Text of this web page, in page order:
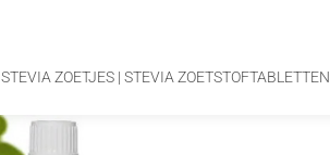
STEVIA ZOETJES | STEVIA ZOETSTOFTABLETTEN